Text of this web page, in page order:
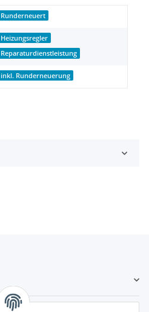
Runderneuert
Heizungsregler
Reparaturdienstleistung
inkl. Runderneuerung